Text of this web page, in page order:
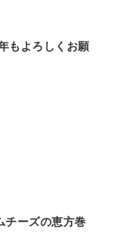
もよろしくお願
チーズの恵方巻